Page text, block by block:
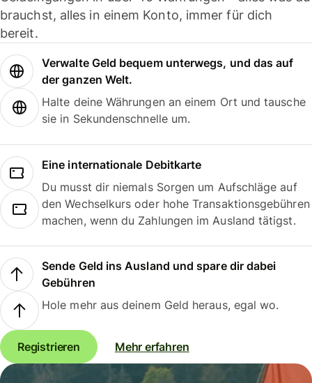
brauchst, alles in einem Konto, immer für dich
bereit.
Verwalte Geld bequem unterwegs, und das auf
der ganzen Welt.
Halte deine Währungen an einem Ort und tausche
sie in Sekundenschnelle um.
Eine internationale Debitkarte
Du musst dir niemals Sorgen um Aufschläge auf
den Wechselkurs oder hohe Transaktionsgebühren
machen, wenn du Zahlungen im Ausland tätigst.
Sende Geld ins Ausland und spare dir dabei
Gebühren
Hole mehr aus deinem Geld heraus, egal wo.
Registrieren Mehr erfahren